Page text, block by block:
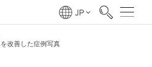
改善した症例写真